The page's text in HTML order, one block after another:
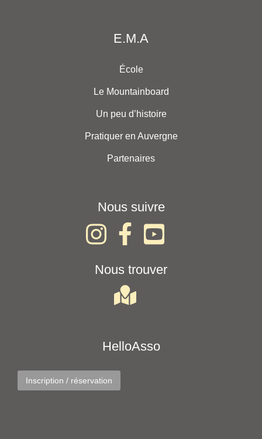
E.M.A
École
Le Mountainboard
Un peu d’histoire
Pratiquer en Auvergne
Partenaires
Nous suivre
Nous trouver
HelloAsso
Inscription / réservation